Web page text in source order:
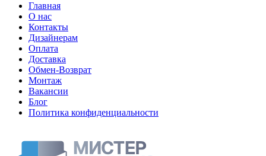
Главная
О нас
Контакты
Дизайнерам
Оплата
Доставка
Обмен-Возврат
Монтаж
Вакансии
Блог
Политика конфиденциальности